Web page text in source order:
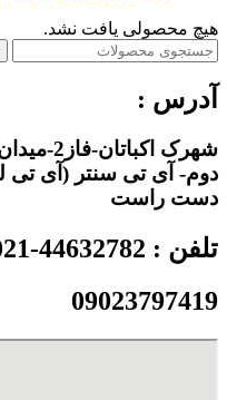
هیچ محصولی یافت نشد.
آدرس :
شهرک
دوم- آی تی سنتر (آی تی
دست راست
تلفن : 44632782-021
09023797419